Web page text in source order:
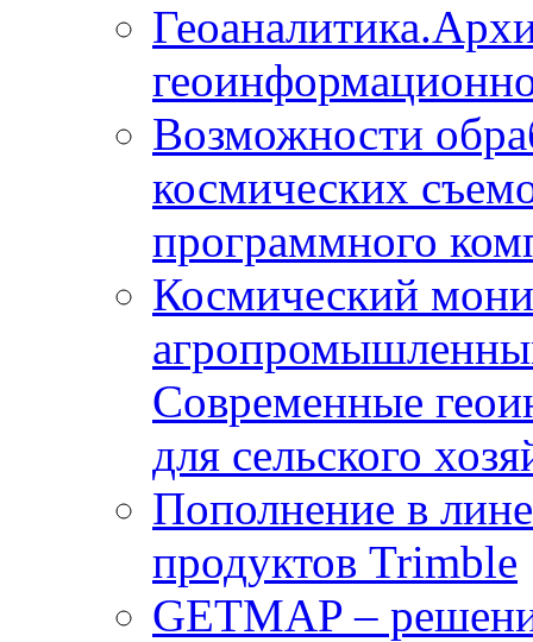
Возможности
космических
программного
Космический
Современные
для сельского
Пополнение в
продуктов Trimble
GETMAP –